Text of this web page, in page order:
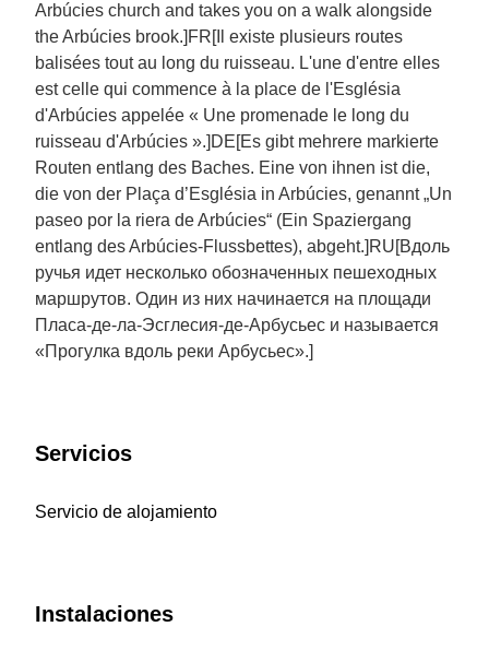
Arbúcies church and takes you on a walk alongside
the Arbúcies brook.]FR[Il existe plusieurs routes
balisées tout au long du ruisseau. L'une d'entre elles
est celle qui commence à la place de l'Església
d'Arbúcies appelée « Une promenade le long du
ruisseau d'Arbúcies ».]DE[Es gibt mehrere markierte
Routen entlang des Baches. Eine von ihnen ist die,
die von der Plaça d’Església in Arbúcies, genannt „Un
paseo por la riera de Arbúcies“ (Ein Spaziergang
entlang des Arbúcies-Flussbettes), abgeht.]RU[Вдоль
ручья идет несколько обозначенных пешеходных
маршрутов. Один из них начинается на площади
Пласа-де-ла-Эсглесия-де-Арбусьес и называется
«Прогулка вдоль реки Арбусьес».]
Servicios
Servicio de alojamiento
Instalaciones